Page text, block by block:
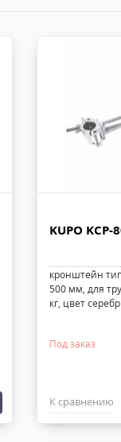
KUPO KCP-
кронштейн
500 мм, для
кг, цвет
Под заказ
К сравнению